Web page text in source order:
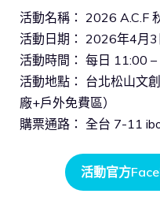
活動名稱： 2026 A.C.F
活動日期： 2026年4月
活動時間： 每日 11:00
活動地點： 台北松山文
廠+戶外免費區）
購票通路： 全台 7-11
活動官方